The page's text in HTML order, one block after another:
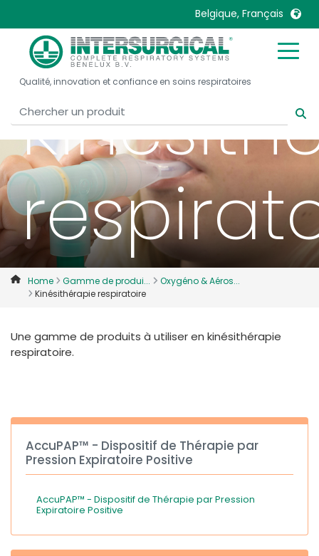
Belgique, Français
United Kingdom
United States
Australia
Belgique, Français
Canada, English
Canada, Français
China
Colombia
Denmark
Deutschland
Italia
Malaysia
Nederlands
Norway
Qualité, innovation et confiance en soins respiratoires
Home Gamme de produi...
Oxygéno & Aéros...
Kinésithérapie respiratoire
Une gamme de produits à utiliser en kinésithérapie
respiratoire.
AccuPAP™ - Dispositif de Thérapie par
Pression Expiratoire Positive
AccuPAP™ - Dispositif de Thérapie par Pression
Expiratoire Positive